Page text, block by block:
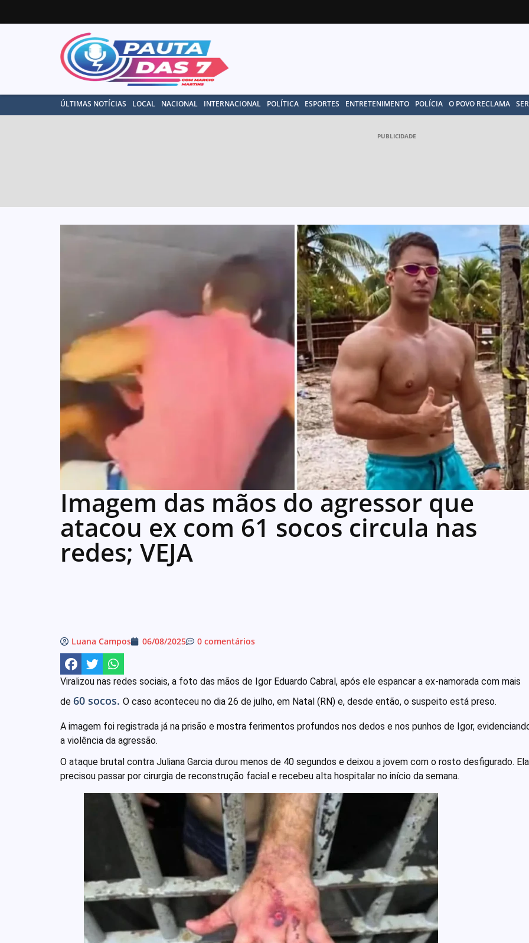
ÚLTIMAS NOTÍCIAS LOCAL NACIONAL INTERNACIONAL POLÍTICA ESPORTES ENTRETENIMENTO POLÍCIA O POVO RECLAMA
PUBLICIDADE
Imagem das mãos do agressor que
atacou ex com 61 socos circula nas
redes; VEJA
Luana Campos 06/08/2025 0 comentários
Viralizou nas redes sociais, a foto das mãos de Igor Eduardo Cabral, após ele espancar a ex-namorada com mais
de 60 socos. O caso aconteceu no dia 26 de julho, em Natal (RN) e, desde então, o suspeito está preso.
A imagem foi registrada já na prisão e mostra ferimentos profundos nos dedos e nos punhos de Igor,
a violência da agressão.
O ataque brutal contra Juliana Garcia durou menos de 40 segundos e deixou a jovem com o rosto desfigurado. Ela
precisou passar por cirurgia de reconstrução facial e recebeu alta hospitalar no início da semana.